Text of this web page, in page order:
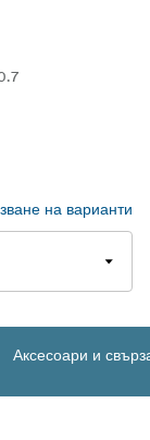
на варианти
Аксесоари и